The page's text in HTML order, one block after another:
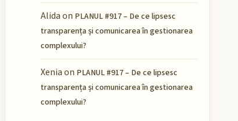
Alidaon PLANUL #917 – De ce lipsesc
transparența și comunicarea în gestionarea
complexului?
Xeniaon PLANUL #917 – De ce lipsesc
transparența și comunicarea în gestionarea
complexului?